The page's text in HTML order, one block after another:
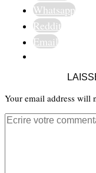
Whatsapp
Reddit
Email
Your email address will